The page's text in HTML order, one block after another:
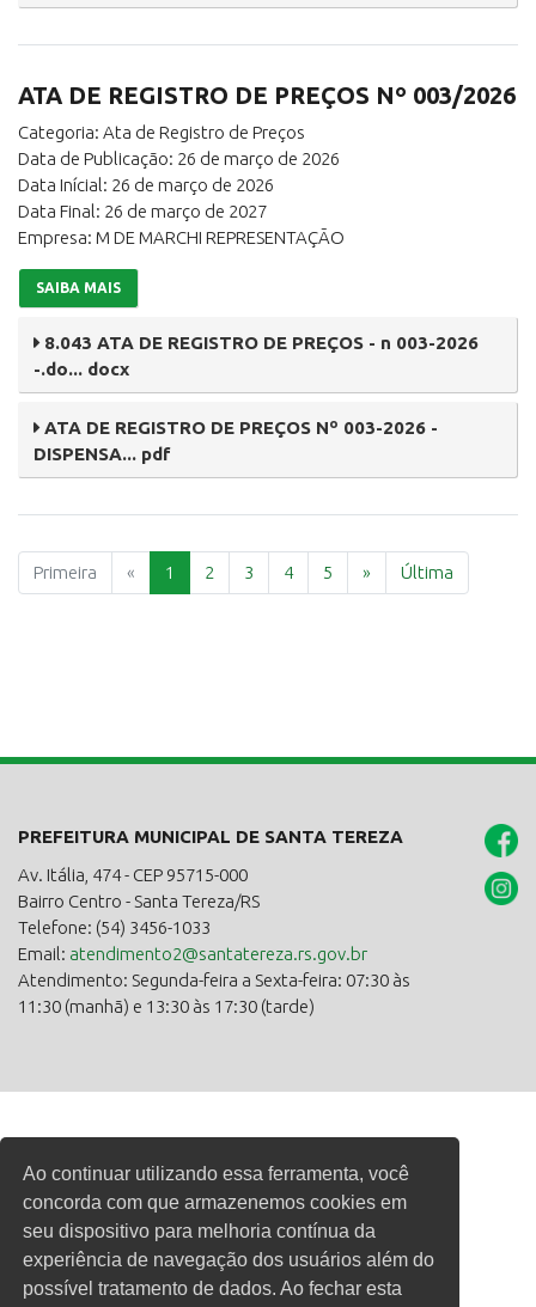
Ao continuar utilizando essa ferramenta, você
concorda com que armazenemos cookies em
seu dispositivo para melhoria contínua da
experiência de navegação dos usuários além do
possível tratamento de dados. Ao fechar esta
ATA DE REGISTRO DE PREÇOS Nº 003/2026
Categoria: Ata de Registro de Preços
Data de Publicação: 26 de março de 2026
Data Inícial: 26 de março de 2026
Data Final: 26 de março de 2027
Empresa: M DE MARCHI REPRESENTAÇÃO
SAIBA MAIS
8.043 ATA DE REGISTRO DE PREÇOS - n 003-2026
-.do... docx
ATA DE REGISTRO DE PREÇOS Nº 003-2026 -
DISPENSA... pdf
Primeira « Previous
1 2 3 4 5 » NextÚltima
PREFEITURA MUNICIPAL DE SANTA TEREZA
Av. Itália, 474 - CEP 95715-000
Bairro Centro - Santa Tereza/RS
Telefone: (54) 3456-1033
Email: atendimento2@santatereza.rs.gov.br
Atendimento: Segunda-feira a Sexta-feira: 07:30 às
11:30 (manhã) e 13:30 às 17:30 (tarde)